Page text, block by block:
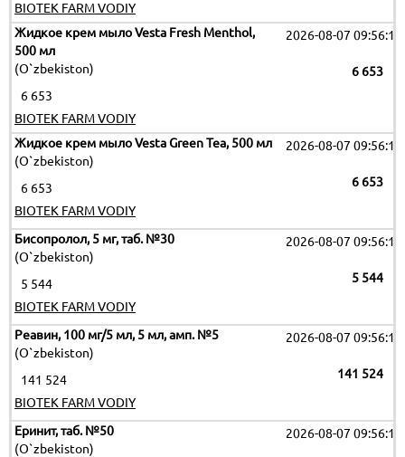
BIOTEK FARM VODIY
Жидкое крем мыло Vesta Fresh Menthol,
500 мл
(O`zbekiston)
2026-08-07 09:56:12
6 653
6 653
BIOTEK FARM VODIY
Жидкое крем мыло Vesta Green Tea, 500 мл
(O`zbekiston)
2026-08-07 09:56:12
6 653
6 653
BIOTEK FARM VODIY
Бисопролол, 5 мг, таб. №30
(O`zbekiston)
2026-08-07 09:56:12
5 544
5 544
BIOTEK FARM VODIY
Реавин, 100 мг/5 мл, 5 мл, амп. №5
(O`zbekiston)
2026-08-07 09:56:12
141 524
141 524
BIOTEK FARM VODIY
Еринит, таб. №50
(O`zbekiston)
2026-08-07 09:56:12